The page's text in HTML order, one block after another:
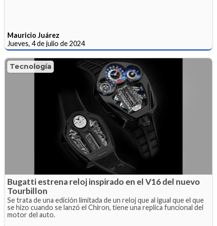
Mauricio Juárez
Jueves, 4 de julio de 2024
Tecnología
Bugatti estrena reloj inspirado en el V16 del nuevo
Tourbillon
Se trata de una edición limitada de un reloj que al igual que el que
se hizo cuando se lanzó el Chiron, tiene una replica funcional del
motor del auto.